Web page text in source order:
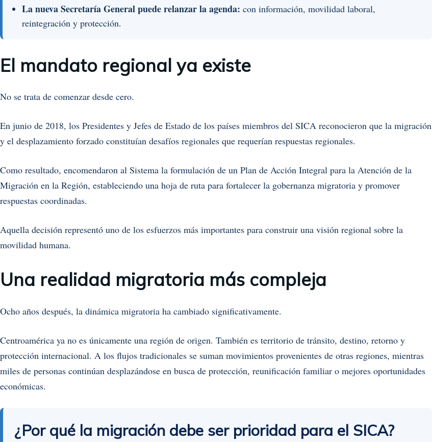
La nueva Secretaría General puede relanzar la agenda: con información, movilidad laboral,
reintegración y protección.
El mandato regional ya existe
No se trata de comenzar desde cero.
En junio de 2018, los Presidentes y Jefes de Estado de los países miembros del SICA reconocieron que la migración
y el desplazamiento forzado constituían desafíos regionales que requerían respuestas regionales.
Como resultado, encomendaron al Sistema la formulación de un Plan de Acción Integral para la Atención de la
Migración en la Región, estableciendo una hoja de ruta para fortalecer la gobernanza migratoria y promover
respuestas coordinadas.
Aquella decisión representó uno de los esfuerzos más importantes para construir una visión regional sobre la
movilidad humana.
Una realidad migratoria más compleja
Ocho años después, la dinámica migratoria ha cambiado significativamente.
Centroamérica ya no es únicamente una región de origen. También es territorio de tránsito, destino, retorno y
protección internacional. A los flujos tradicionales se suman movimientos provenientes de otras regiones, mientras
miles de personas continúan desplazándose en busca de protección, reunificación familiar o mejores oportunidades
económicas.
¿Por qué la migración debe ser prioridad para el SICA?